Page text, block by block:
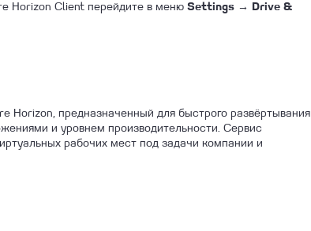
Horizon Client перейдите в меню Settings → Drive &
Horizon, предназначенный для быстрого развёртывания
и уровнем производительности. Сервис
рабочих мест под задачи компании и